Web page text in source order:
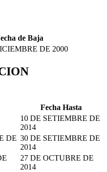
de Baja
DE 2000
Fecha Hasta
10 DE SETIEMBRE DE
2014
DE 30 DE SETIEMBRE DE
2014
27 DE OCTUBRE DE
2014